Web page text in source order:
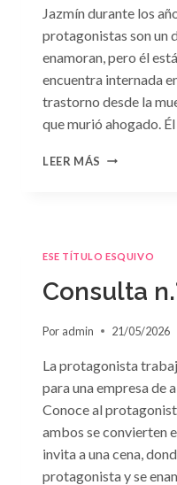
Jazmín durante los
protagonistas son un
enamoran, pero él
encuentra internada
trastorno desde la
que murió ahogado.
LEER MÁS CONSULTA
JANET
DAILEY
ESE TÍTULO ESQUIVO
Consulta
Por admin 21/05/2026
La protagonista
para una empresa de
Conoce al
ambos se convierten
invita a una cena,
protagonista y se